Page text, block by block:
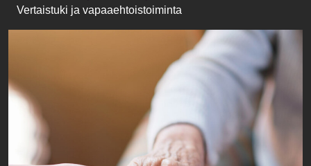
Vertaistuki ja vapaaehtoistoiminta